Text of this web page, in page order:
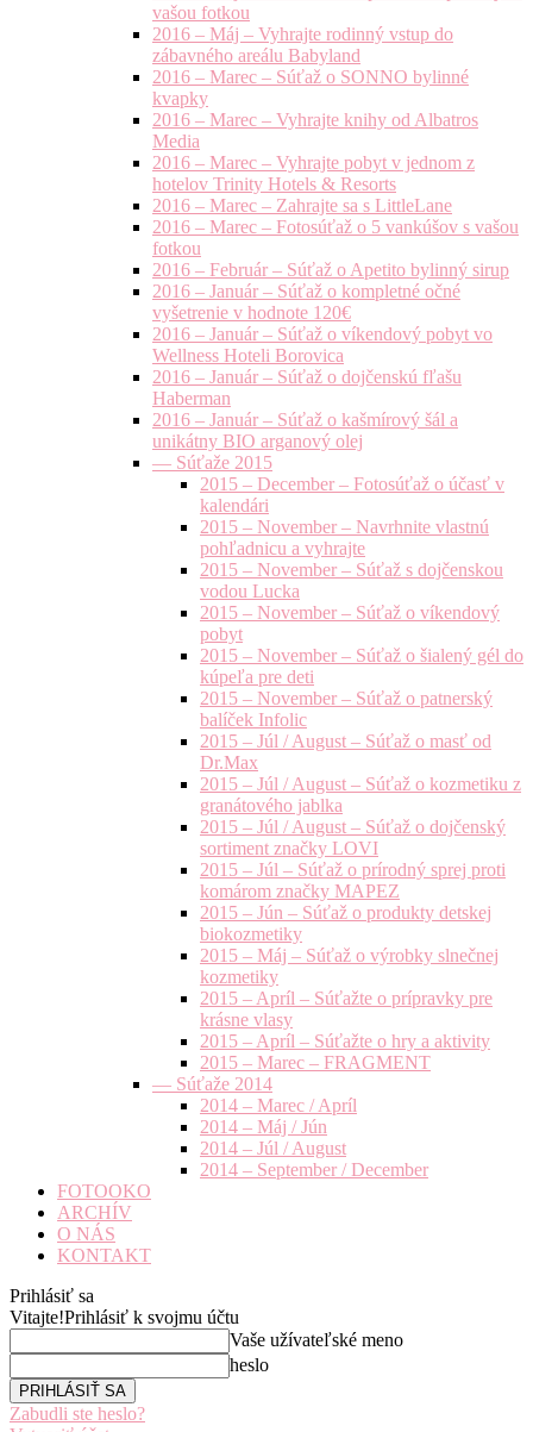
vašou fotkou
2016 – Máj – Vyhrajte rodinný vstup do
zábavného areálu Babyland
2016 – Marec – Súťaž o SONNO bylinné
kvapky
2016 – Marec – Vyhrajte knihy od Albatros
Media
2016 – Marec – Vyhrajte pobyt v jednom z
hotelov Trinity Hotels & Resorts
2016 – Marec – Zahrajte sa s LittleLane
2016 – Marec – Fotosúťaž o 5 vankúšov s vašou
fotkou
2016 – Február – Súťaž o Apetito bylinný sirup
2016 – Január – Súťaž o kompletné očné
vyšetrenie v hodnote 120€
2016 – Január – Súťaž o víkendový pobyt vo
Wellness Hoteli Borovica
2016 – Január – Súťaž o dojčenskú fľašu
Haberman
2016 – Január – Súťaž o kašmírový šál a
unikátny BIO arganový olej
— Súťaže 2015
2015 – December – Fotosúťaž o účasť v
kalendári
2015 – November – Navrhnite vlastnú
pohľadnicu a vyhrajte
2015 – November – Súťaž s dojčenskou
vodou Lucka
2015 – November – Súťaž o víkendový
pobyt
2015 – November – Súťaž o šialený gél do
kúpeľa pre deti
2015 – November – Súťaž o patnerský
balíček Infolic
2015 – Júl / August – Súťaž o masť od
Dr.Max
2015 – Júl / August – Súťaž o kozmetiku z
granátového jablka
2015 – Júl / August – Súťaž o dojčenský
sortiment značky LOVI
2015 – Júl – Súťaž o prírodný sprej proti
komárom značky MAPEZ
2015 – Jún – Súťaž o produkty detskej
biokozmetiky
2015 – Máj – Súťaž o výrobky slnečnej
kozmetiky
2015 – Apríl – Súťažte o prípravky pre
krásne vlasy
2015 – Apríl – Súťažte o hry a aktivity
2015 – Marec – FRAGMENT
— Súťaže 2014
2014 – Marec / Apríl
2014 – Máj / Jún
2014 – Júl / August
2014 – September / December
FOTOOKO
ARCHÍV
O NÁS
KONTAKT
Prihlásiť sa
Vitajte!Prihlásiť k svojmu účtu
Vaše užívateľské meno
heslo
Zabudli ste heslo?